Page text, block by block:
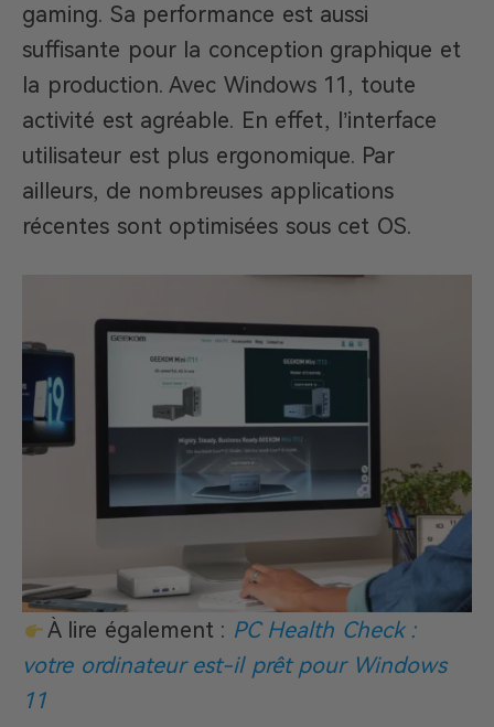
gaming. Sa performance est aussi
suffisante pour la conception graphique et
la production. Avec Windows 11, toute
activité est agréable. En effet, l’interface
utilisateur est plus ergonomique. Par
ailleurs, de nombreuses applications
récentes sont optimisées sous cet OS.
À lire également : PC Health Check :
votre ordinateur est-il prêt pour Windows
11